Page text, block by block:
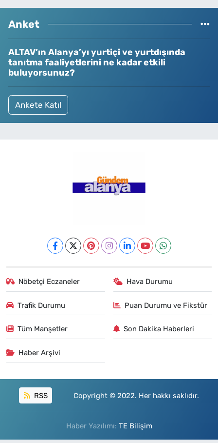
Anket
ALTAV’ın Alanya’yı yurtiçi ve yurtdışında
tanıtma faaliyetlerini ne kadar etkili
buluyorsunuz?
Ankete Katıl
Nöbetçi Eczaneler Hava Durumu
Trafik Durumu Puan Durumu ve Fikstür
Tüm Manşetler Son Dakika Haberleri
Haber Arşivi
RSS Copyright © 2022. Her hakkı saklıdır.
Haber Yazılımı: TE Bilişim